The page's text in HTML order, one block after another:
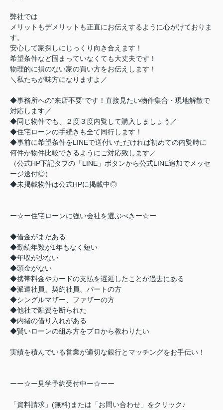
弊社では
メリットもデメリットも正直にお伝えするように心がけておりま
す。
安心して家探しにじっくり向き合えます！
希望条件など固まっていなくても大丈夫です！
物理的に損のない家の買い方をお伝えします！
＼私たちが味方になりますよ／
◆事務所への”来店不要”です！直接見たい物件集合・現地解散で
対応します／
◆同じ物件でも、２度３度内覧して購入しましょう／
◆住宅ローンの手続きも全て同行します！
◆事前に希望条件をLINEで送付いただければ初めての内覧時に
何件か物件比較できるようにご対応致します／
（公式HP下記タブの「LINE」ボタンから公式LINE追加でメッセ
ージ送付◎）
◆未掲載物件は公式HPに掲載中◎
ー☆ー住宅ローンに強い会社を選ぶべきー☆ー
◆借金がまだある
◆勤続年数が1年もなく短い
◆年収が少ない
◆頭金がない
◆携帯料金やカードの支払を遅延したことが過去にある
◆派遣社員、契約社員、パートの方
◆シングルマザー、ファザーの方
◆他社で融資を断られた
◆内緒の借り入れがある
◆賢いローンの組み方をプロから教わりたい
実績を積んでいる営業が適切な銀行とマッチングをお手伝い！
ーー☆ー見学予約受付中ー☆ーー
「資料請求」(無料)または「お問い合わせ」をクリック♪